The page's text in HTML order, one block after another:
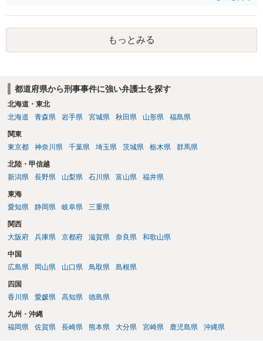
やカウンセリング・治療の内容 ・利用している再犯防止策（例えば保
護観察所と連携した職業支援の内容や具体的な就労・監督状況） ・監
督者の証言 など、証拠で担保された客観性と実現可能性があるもので
なければあまり意味がありません。 もともと執行猶予が狙える事案で
いうのが実感です。
もっとみる
都道府県から刑事事件に強い弁護士を探す
北海道・東北
北海道
青森県 岩手県 宮城県 秋田県 山形県 福島県
関東
東京都
神奈川県 千葉県 埼玉県 茨城県 栃木県 群馬県
北陸・甲信越
新潟県
長野県 山梨県 石川県 富山県 福井県
東海
愛知県
静岡県 岐阜県 三重県
関西
大阪府
兵庫県 京都府 滋賀県 奈良県 和歌山県
中国
広島県
岡山県 山口県 鳥取県 島根県
四国
香川県
愛媛県 高知県 徳島県
九州・沖縄
福岡県
佐賀県 長崎県 熊本県 大分県 宮崎県 鹿児島県 沖縄県